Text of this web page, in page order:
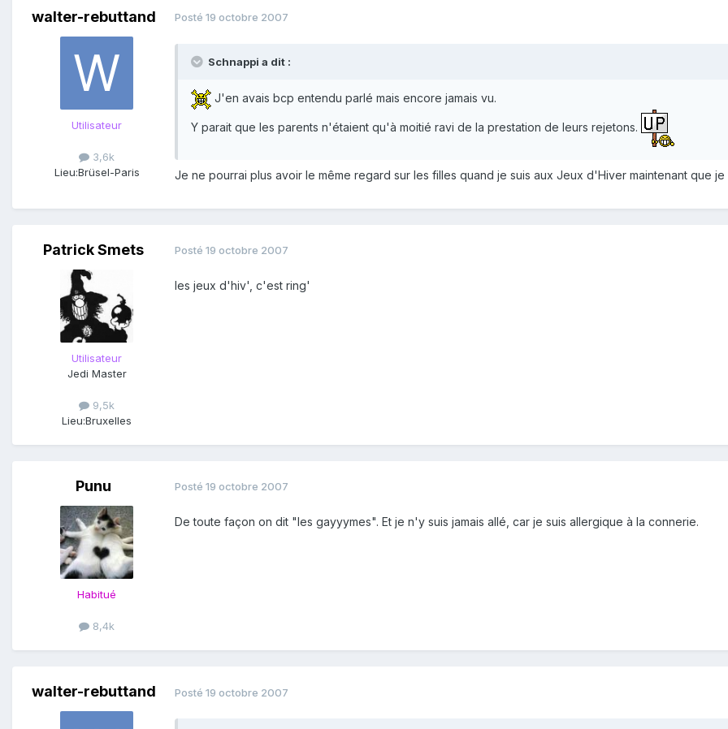
walter-rebuttand
Utilisateur
3,6k
Lieu:Brüsel-Paris
Posté 19 octobre 2007
Schnappi a dit :
J'en avais bcp entendu parlé mais encore jamais vu.
Y parait que les parents n'étaient qu'à moitié ravi de la prestation de leurs rejetons.
Je ne pourrai plus avoir le même regard sur les filles quand je suis aux Jeux d'Hiver maintenant que
Patrick Smets
Utilisateur
Jedi Master
9,5k
Lieu:Bruxelles
Posté 19 octobre 2007
les jeux d'hiv', c'est ring'
Punu
Habitué
8,4k
Posté 19 octobre 2007
De toute façon on dit "les gayyymes". Et je n'y suis jamais allé, car je suis allergique à la connerie.
walter-rebuttand Posté 19 octobre 2007